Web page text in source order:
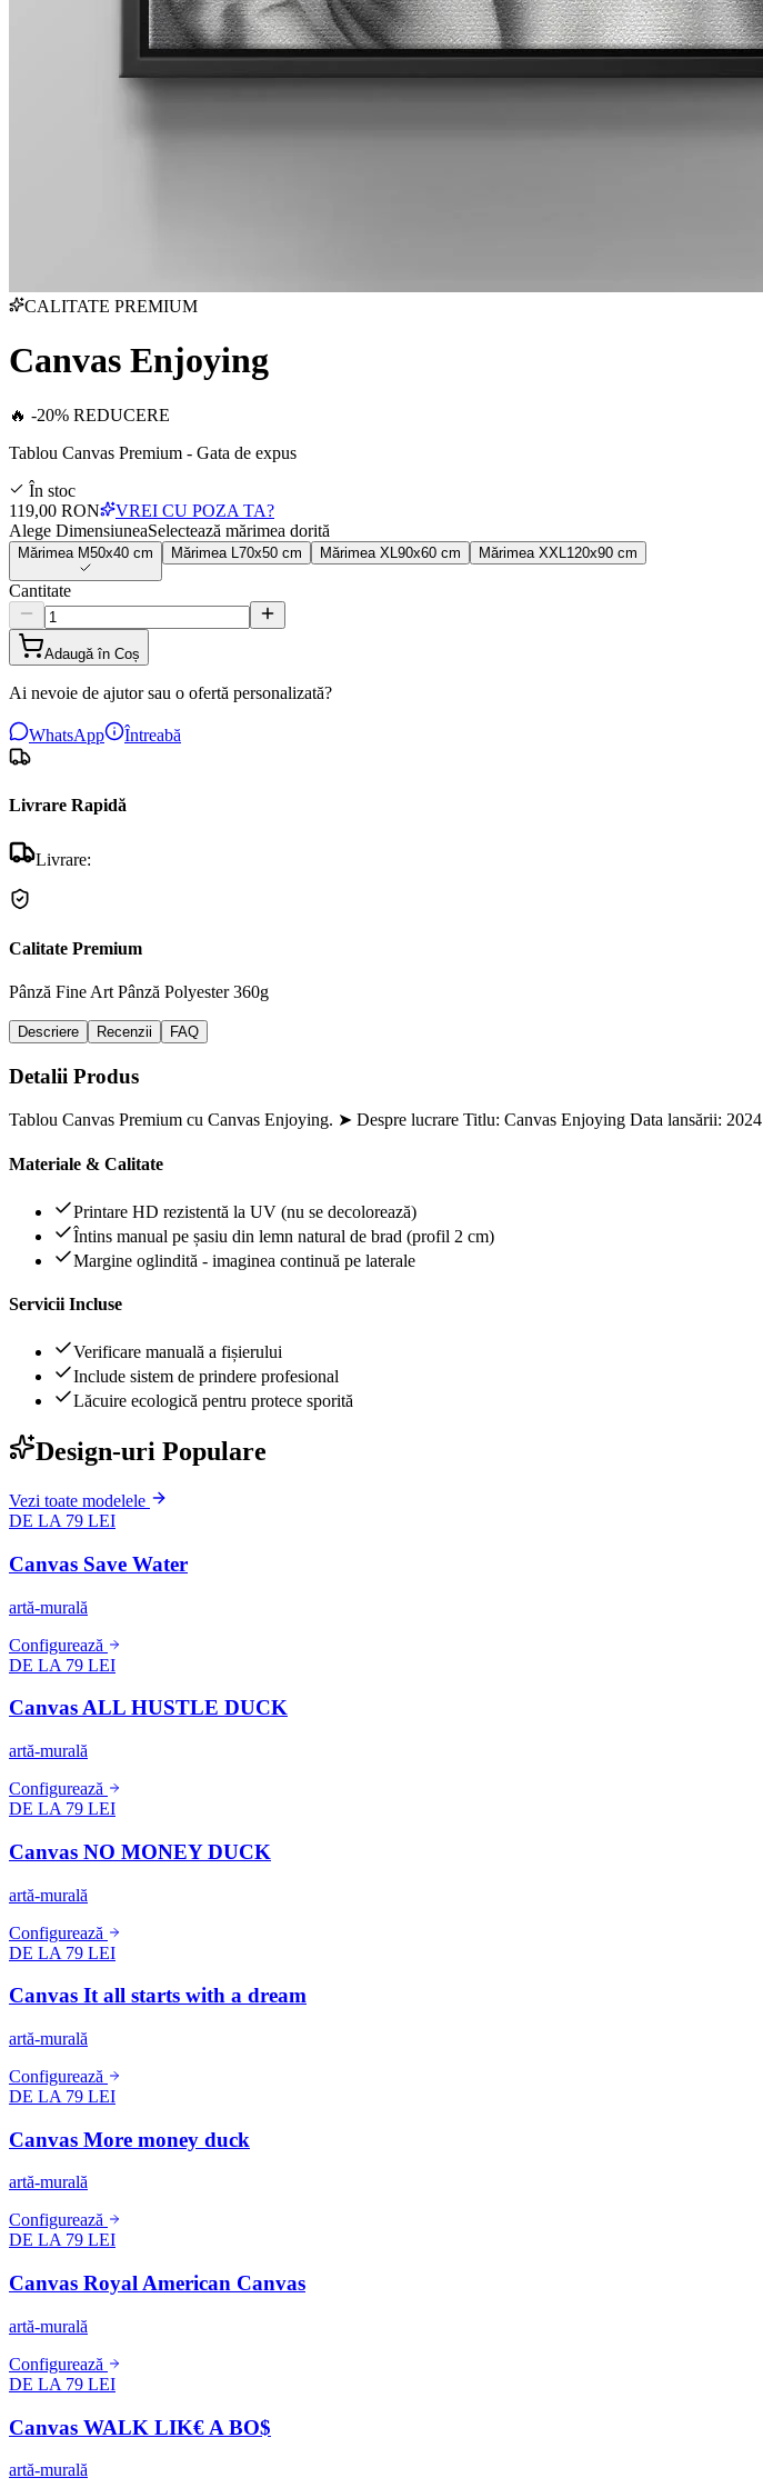
CALITATE PREMIUM
Canvas Enjoying
🔥 -20% REDUCERE
Tablou Canvas Premium - Gata de expus
În stoc
119,00 RON
VREI CU POZA TA?
Alege DimensiuneaSelectează mărimea dorită
Mărimea M50x40 cm Mărimea 70x50 cm Mărimea XL 90x60 cm Mărimea XXL 120x90 cm
Cantitate
Adaugă în Coș
Ai nevoie de ajutor sau o ofertă personalizată?
WhatsApp Întreabă
Livrare Rapidă
Livrare:
Calitate Premium
Pânză Fine Art Pânză Polyester 360g
Descriere Recenzii FAQ
Detalii Produs
Tablou Canvas Premium cu Canvas Enjoying. ➤ Despre lucrare Titlu: Canvas Enjoying Data lansării: 2024
Materiale & Calitate
Printare HD rezistentă la UV (nu se decolorează)
Întins manual pe șasiu din lemn natural de brad (profil 2 cm)
Margine oglindită - imaginea continuă pe laterale
Servicii Incluse
Verificare manuală a fișierului
Include sistem de prindere profesional
Lăcuire ecologică pentru protece sporită
Design-uri Populare
Vezi toate modelele
DE LA 79 LEI
Canvas Save Water
artă-murală
Configurează
DE LA 79 LEI
Canvas ALL HUSTLE DUCK
artă-murală
Configurează
DE LA 79 LEI
Canvas NO MONEY DUCK
artă-murală
Configurează
DE LA 79 LEI
Canvas It all starts with a dream
artă-murală
Configurează
DE LA 79 LEI
Canvas More money duck
artă-murală
Configurează
DE LA 79 LEI
Canvas Royal American Canvas
artă-murală
Configurează
DE LA 79 LEI
Canvas WALK LIK€ A BO$
artă-murală